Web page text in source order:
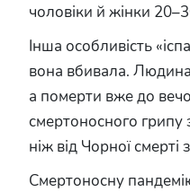
чоловіки й жінки
Інша особливість
вона вбивала. Людина
а померти вже до
смертоносного
ніж від Чорної смерті
Смертоносну